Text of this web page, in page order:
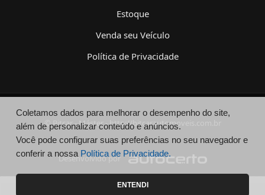
Estoque
Venda seu Veículo
Política de Privacidade
© Bitcar - Máster - http://bitcarautomoveis.com.br
Desenvolvido por
Coletamos dados para melhorar o desempenho do site,
além de personalizar conteúdo e anúncios.
Você pode configurar suas preferências no seu navegador e
conferir a nossa Política de Privacidade.
ENTENDI